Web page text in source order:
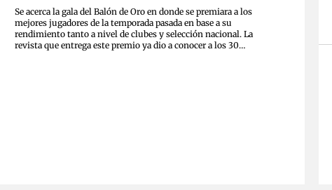
Se acerca la gala del Balón de Oro en donde se premiara a los
mejores jugadores de la temporada pasada en base a su
rendimiento tanto a nivel de clubes y selección nacional. La
revista que entrega este premio ya dio a conocer a los 30